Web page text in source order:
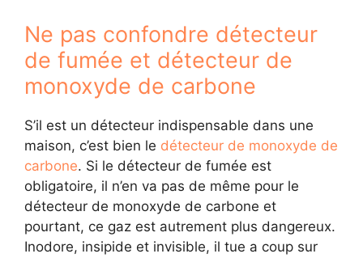
Ne pas confondre détecteur
de fumée et détecteur de
monoxyde de carbone
S’il est un détecteur indispensable dans une
maison, c’est bien le détecteur de monoxyde de
carbone. Si le détecteur de fumée est
obligatoire, il n’en va pas de même pour le
détecteur de monoxyde de carbone et
pourtant, ce gaz est autrement plus dangereux.
Inodore, insipide et invisible, il tue a coup sur